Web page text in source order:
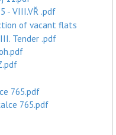
- VIII.VŘ .pdf
of vacant flats
Tender .pdf
765.pdf
765.pdf